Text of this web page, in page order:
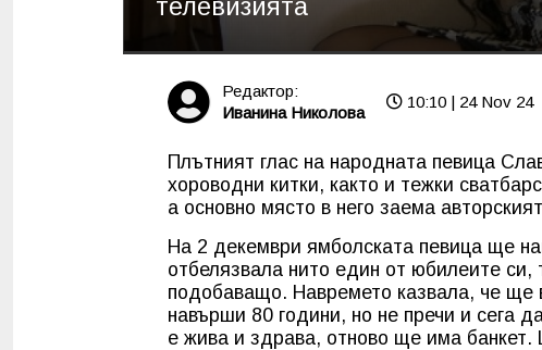
телевизията
Редактор:
Иванина Николова
10:10 | 24 Nov 24
Плътният глас на народната певица
хороводни китки, както и тежки
а основно място в него заема
На 2 декември ямболската певица ще
отбелязвала нито един от юбилеите
подобаващо. Навремето казвала, че ще
навърши 80 години, но не пречи и сега
е жива и здрава, отново ще има